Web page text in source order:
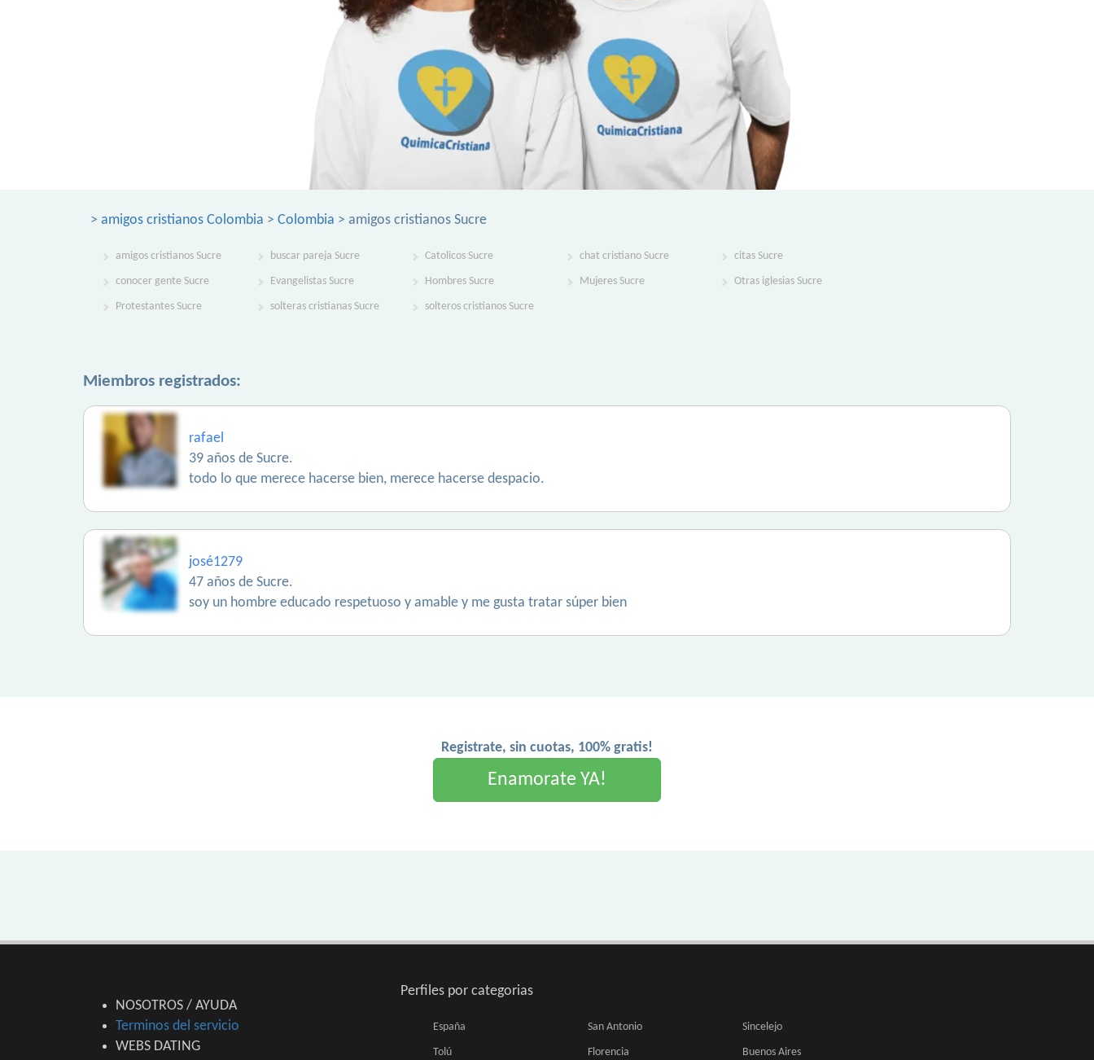
> amigos cristianos Colombia > Colombia > amigos cristianos Sucre
amigos cristianos Sucre buscar pareja Sucre Catolicos Sucre chat cristiano Sucre citas Sucre
conocer gente Sucre Evangelistas Sucre Hombres Sucre Mujeres Sucre Otras iglesias Sucre
Protestantes Sucre solteras cristianas Sucre solteros cristianos Sucre
Miembros registrados:
rafael
39 años de Sucre.
todo lo que merece hacerse bien, merece hacerse despacio.
josé1279
47 años de Sucre.
soy un hombre educado respetuoso y amable y me gusta tratar súper bien
Registrate, sin cuotas, 100% gratis!
Enamorate YA!
NOSOTROS / AYUDA
Terminos del servicio
WEBS DATING
Perfiles por categorias
España San Antonio Sincelejo
Tolú Florencia Buenos Aires